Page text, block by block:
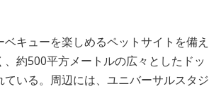
キューを楽しめるペットサイトを備え
、約500平方メートルの広々としたドッ
ている。周辺には、ユニバーサルスタジ